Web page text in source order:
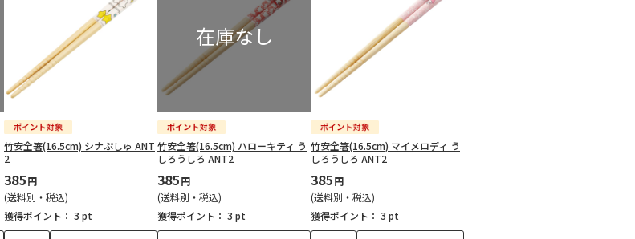
竹安全箸(16.5cm) シナぷしゅ ANT
2
385円
(送料別・税込)
獲得ポイント： 3 pt
竹安全箸(16.5cm) ハローキティ う
しろうしろ ANT2
385円
(送料別・税込)
獲得ポイント： 3 pt
竹安全箸(16.5cm) マイメロディ う
しろうしろ ANT2
385円
(送料別・税込)
獲得ポイント： 3 pt